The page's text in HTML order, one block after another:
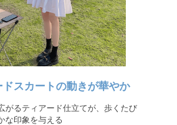
ドスカートの動きが華やか
がるティアード仕立てが、歩くたび
な印象を与える